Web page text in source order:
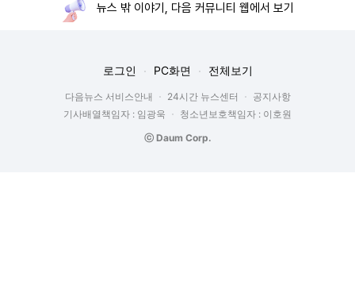
뉴스 밖 이야기, 다음 커뮤니티 웹에서 보기
로그인 PC화면 전체보기
다음뉴스 서비스안내 24시간 뉴스센터
공지사항
기사배열책임자 : 임광욱
청소년보호책임자 : 이호원
ⓒ Daum Corp.